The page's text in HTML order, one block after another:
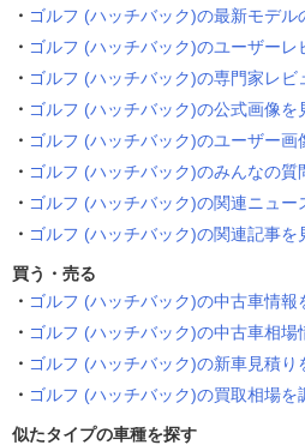
ゴルフ (ハッチバック)の最新モデル
ゴルフ (ハッチバック)のユーザーレ
ゴルフ (ハッチバック)の専門家レビ
ゴルフ (ハッチバック)の公式画像を
ゴルフ (ハッチバック)のユーザー画
ゴルフ (ハッチバック)のみんなの質
ゴルフ (ハッチバック)の関連ニュー
ゴルフ (ハッチバック)の関連記事を
買う・売る
ゴルフ (ハッチバック)の中古車情報
ゴルフ (ハッチバック)の中古車相場
ゴルフ (ハッチバック)の新車見積り
ゴルフ (ハッチバック)の買取相場を
似たタイプの車種を探す